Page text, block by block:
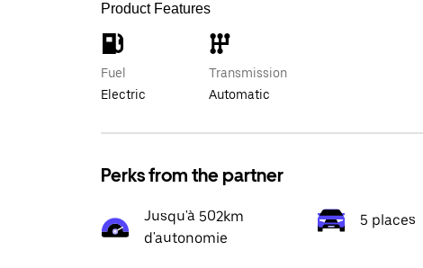
Product Features
Fuel
Electric
Transmission
Automatic
Perks from the partner
Jusqu'à 502km
d'autonomie
5 places